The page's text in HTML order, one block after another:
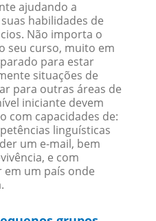
ajudando a
habilidades de
Não importa o
seu curso, muito em
para estar
situações de
para outras áreas de
iniciante devem
com capacidades de:
linguísticas
um e-mail, bem
e com
em um país onde